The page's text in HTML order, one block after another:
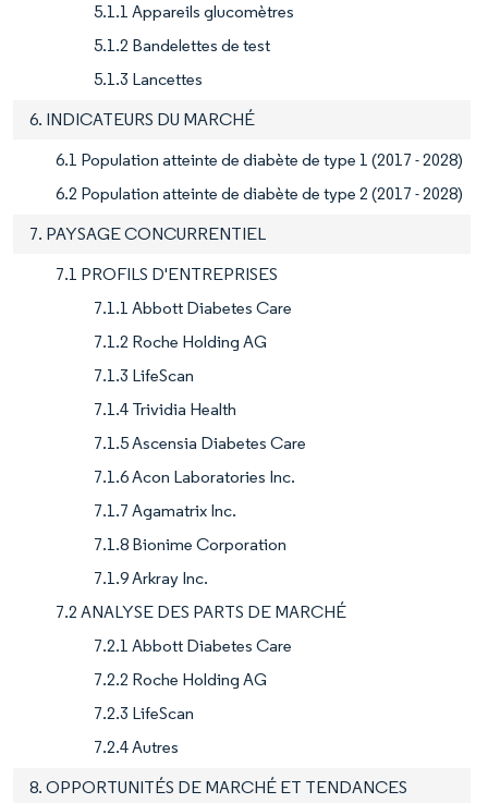
5.1.1 Appareils glucomètres
5.1.2 Bandelettes de test
5.1.3 Lancettes
6. INDICATEURS DU MARCHÉ
6.1 Population atteinte de diabète de type 1 (2017 - 2028)
6.2 Population atteinte de diabète de type 2 (2017 - 2028)
7. PAYSAGE CONCURRENTIEL
7.1 PROFILS D'ENTREPRISES
7.1.1 Abbott Diabetes Care
7.1.2 Roche Holding AG
7.1.3 LifeScan
7.1.4 Trividia Health
7.1.5 Ascensia Diabetes Care
7.1.6 Acon Laboratories Inc.
7.1.7 Agamatrix Inc.
7.1.8 Bionime Corporation
7.1.9 Arkray Inc.
7.2 ANALYSE DES PARTS DE MARCHÉ
7.2.1 Abbott Diabetes Care
7.2.2 Roche Holding AG
7.2.3 LifeScan
7.2.4 Autres
8. OPPORTUNITÉS DE MARCHÉ ET TENDANCES